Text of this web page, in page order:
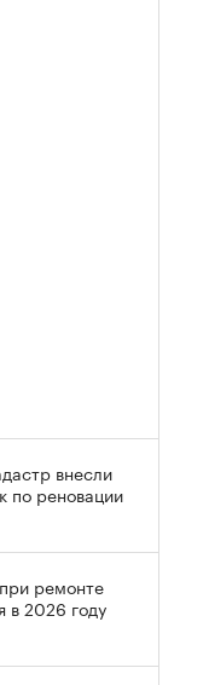
внесли
по реновации
ремонте
в 2026 году